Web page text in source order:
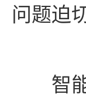
问题迫
智能